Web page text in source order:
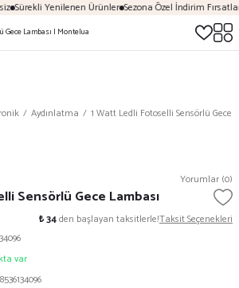
Sürekli Yenilenen Ürünler Sezona Özel İndirim
Aydınlatma 1 Watt Ledli Fotoselli Sensörlü Gece
Yorumlar (0)
Sensörlü Gece Lambası
₺ 34den başlayan taksitlerle!Taksit Seçenekleri
var